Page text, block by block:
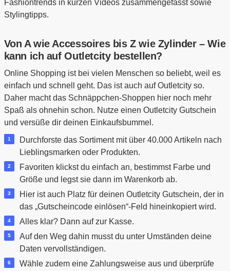
Fashiontrends in kurzen Videos zusammengefasst sowie
Stylingtipps.
Von A wie Accessoires bis Z wie Zylinder – Wie
kann ich auf Outletcity bestellen?
Online Shopping ist bei vielen Menschen so beliebt, weil es
einfach und schnell geht. Das ist auch auf Outletcity so.
Daher macht das Schnäppchen-Shoppen hier noch mehr
Spaß als ohnehin schon. Nutze einen Outletcity Gutschein
und versüße dir deinen Einkaufsbummel.
Durchforste das Sortiment mit über 40.000 Artikeln nach
Lieblingsmarken oder Produkten.
Favoriten klickst du einfach an, bestimmst Farbe und
Größe und legst sie dann im Warenkorb ab.
Hier ist auch Platz für deinen Outletcity Gutschein, der in
das „Gutscheincode einlösen“-Feld hineinkopiert wird.
Alles klar? Dann auf zur Kasse.
Auf den Weg dahin musst du unter Umständen deine
Daten vervollständigen.
Wähle zudem eine Zahlungsweise aus und überprüfe